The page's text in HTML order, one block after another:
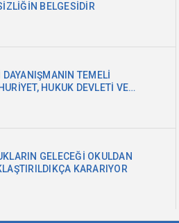
BELGESİDİR
DAYANIŞMANIN TEMELİ
HUKUK DEVLETİ VE
GELECEĞİ OKULDAN
KARARIYOR